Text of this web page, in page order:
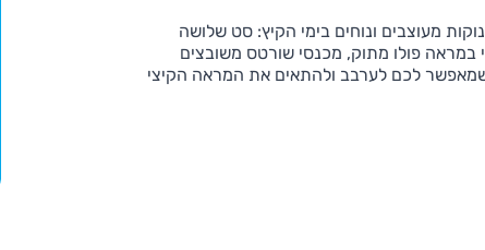
מעוצבים ונוחים בימי הקיץ: סט שלושה
במראה פולו מתוק, מכנסי שורטס משובצים
שמאפשר לכם לערבב ולהתאים את המראה הקיצי